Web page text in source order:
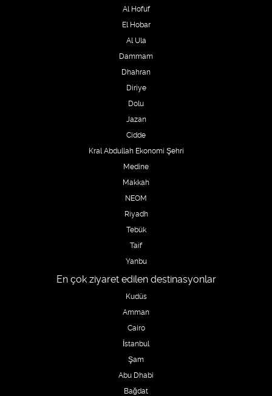
Al Hofuf
El Hobar
Al Ula
Dammam
Dhahran
Diriye
Dolu
Jazan
Cidde
Kral Abdullah Ekonomi Şehri
Medine
Makkah
NEOM
Riyadh
Tebük
Taif
Yanbu
En çok ziyaret edilen destinasyonlar
Kudüs
Amman
Cairo
İstanbul
Şam
Abu Dhabi
Bağdat